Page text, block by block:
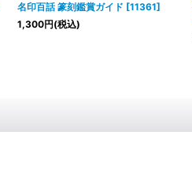
名印百話 篆刻鑑賞ガイド [11361]
1,300円(税込)